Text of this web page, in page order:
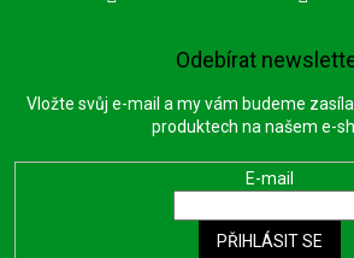
Odebírat
Vložte svůj e-mail a my vám budeme
produktech na našem e-
E-mail
PŘIHLÁSIT SE